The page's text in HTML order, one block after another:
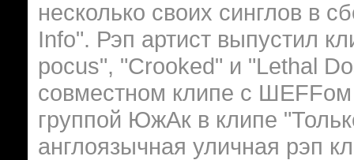
несколько своих синглов в
Info". Рэп артист выпустил
pocus", "Сrooked" и "Lethal
совместном клипе с
группой ЮжАк в клипе
англоязычная уличная рэп